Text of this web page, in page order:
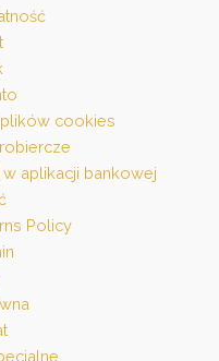
cookies
w aplikacji bankowej
Policy